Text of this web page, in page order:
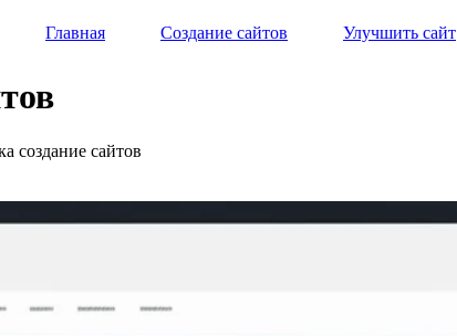
Главная Создание сайтов Улучшить сайт
создание сайтов